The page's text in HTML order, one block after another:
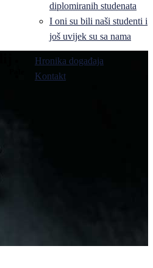
diplomiranih studenata
I oni su bili naši studenti i
još uvijek su sa nama
Hronika događaja
Kontakt